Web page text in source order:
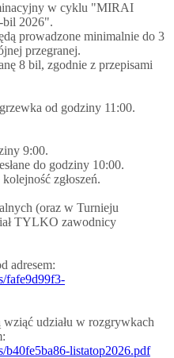
w cyklu "MIRAI
bil 2026".
prowadzone minimalnie do 3
przegranej.
8 bil, zgodnie z przepisami
od godziny 11:00.
9:00.
do godziny 10:00.
zgłoszeń.
(oraz w Turnieju
TYLKO zawodnicy
adresem:
fafe9d99f3-
udziału w rozgrywkach
b40fe5ba86-listatop2026.pdf